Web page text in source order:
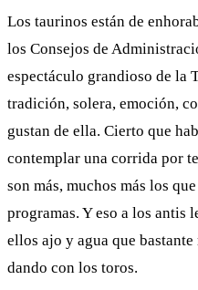
Los taurinos están de
los Consejos de
espectáculo grandioso de la
tradición, solera, emoción,
gustan de ella. Cierto que
contemplar una corrida por
son más, muchos más los
programas. Y eso a los antis
ellos ajo y agua que
dando con los toros.